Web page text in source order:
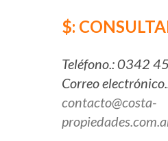
$:
Teléfono.: 0342
Correo
contacto@costa-